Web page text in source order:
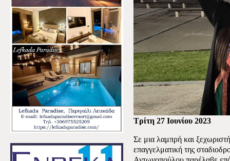
Τρίτη 27 Ιουνίου 2023
Σε μια λαμπρή και
επαγγελματική της